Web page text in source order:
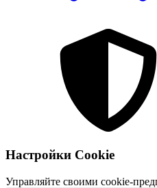
Настройки Cookie
Управляйте своими cookie-